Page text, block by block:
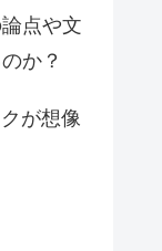
点や文
か？
が想像